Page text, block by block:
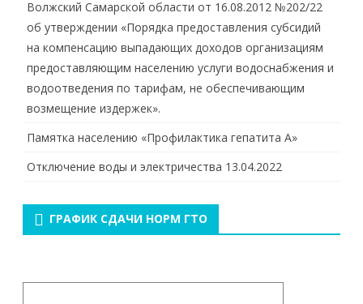
Волжский Самарской области от 16.08.2012 №202/22
об утверждении «Порядка предоставления субсидий
на компенсацию выпадающих доходов организациям
предоставляющим населению услуги водоснабжения и
водоотведения по тарифам, не обеспечивающим
возмещение издержек».
Памятка населению «Профилактика гепатита А»
Отключение воды и электричества 13.04.2022
ГРАФИК СДАЧИ НОРМ ГТО